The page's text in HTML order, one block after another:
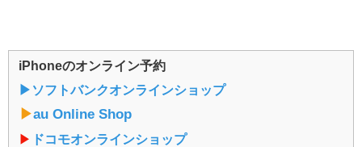
iPhoneのオンライン予約
▶︎ソフトバンクオンラインショップ
▶︎au Online Shop
▶︎ ドコモオンラインショップ